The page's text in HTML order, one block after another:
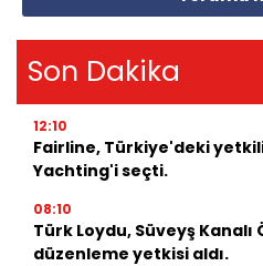
Son Dakika
12:10
Fairline, Türkiye'deki
Yachting'i seçti.
08:10
Türk Loydu, Süveyş Kanalı
düzenleme yetkisi aldı.